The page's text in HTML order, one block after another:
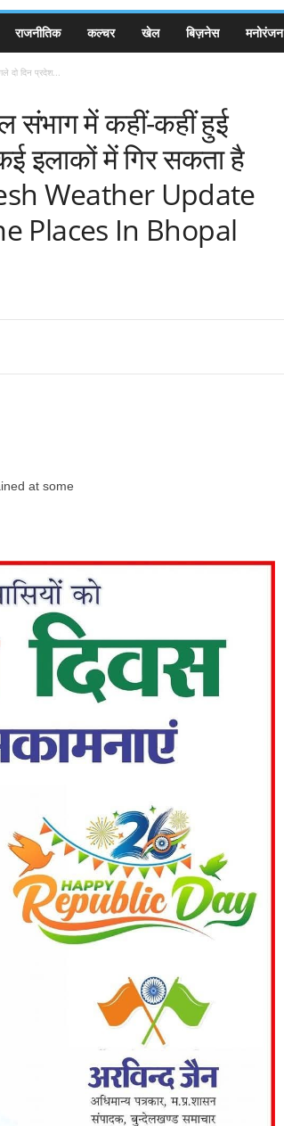
राजनीतिक कल्चर खेल बिज़नेस मनोरंजन
दो दिन प्रदेश...
संभाग में कहीं-कहीं हुई
इलाकों में गिर सकता है
Weather Update
Places In Bhopal